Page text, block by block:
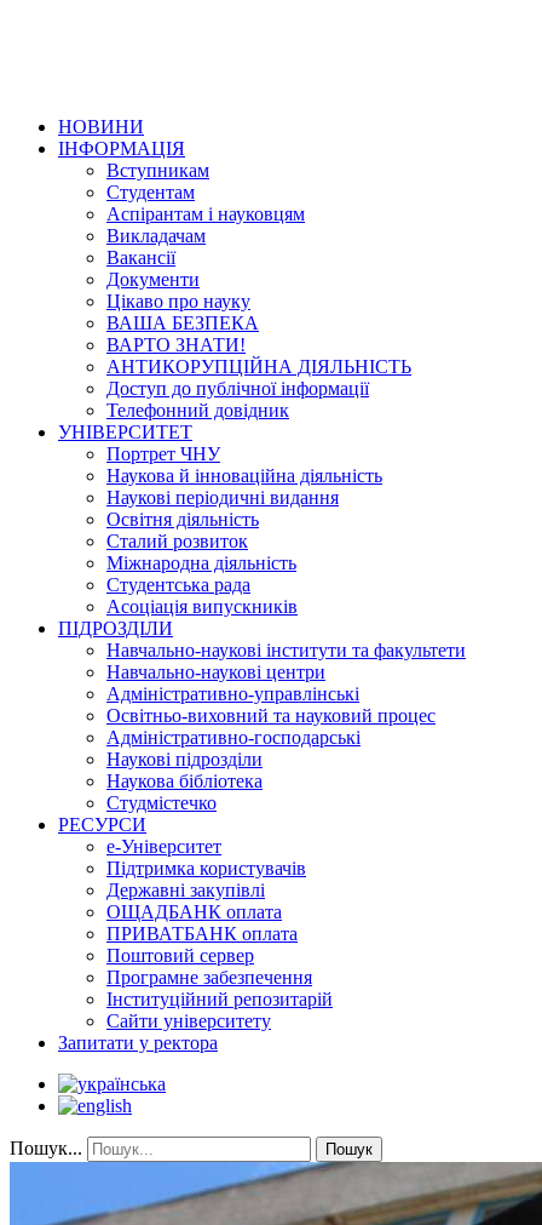
НОВИНИ
ІНФОРМАЦІЯ
Вступникам
Студентам
Аспірантам і науковцям
Викладачам
Вакансії
Документи
Цікаво про науку
ВАША БЕЗПЕКА
ВАРТО ЗНАТИ!
АНТИКОРУПЦІЙНА ДІЯЛЬНІСТЬ
Доступ до публічної інформації
Телефонний довідник
УНІВЕРСИТЕТ
Портрет ЧНУ
Наукова й інноваційна діяльність
Наукові періодичні видання
Освітня діяльність
Сталий розвиток
Міжнародна діяльність
Студентська рада
Асоціація випускників
ПІДРОЗДІЛИ
Навчально-наукові інститути та факультети
Навчально-наукові центри
Адміністративно-управлінські
Освітньо-виховний та науковий процес
Адміністративно-господарські
Наукові підрозділи
Наукова бібліотека
Студмістечко
РЕСУРСИ
е-Університет
Підтримка користувачів
Державні закупівлі
ОЩАДБАНК оплата
ПРИВАТБАНК оплата
Поштовий сервер
Програмне забезпечення
Інституційний репозитарій
Сайти університету
Запитати у ректора
Пошук... Пошук